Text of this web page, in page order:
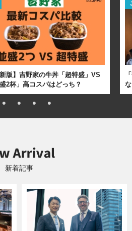
新版】吉野家の牛丼「超特盛」VS
盛2杯」高コスパはどっち？
新着記事